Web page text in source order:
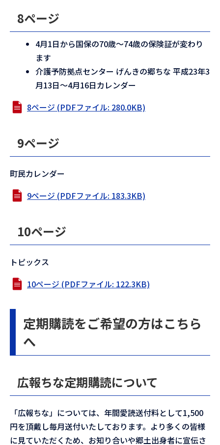
8ページ
4月1日から国保の70歳～74歳の保険証が変わり
ます
介護予防拠点センター げんきの郷ちな 平成23年3
月13日～4月16日カレンダー
8ページ (PDFファイル: 280.0KB)
9ページ
町民カレンダー
9ページ (PDFファイル: 183.3KB)
10ページ
トピックス
10ページ (PDFファイル: 122.3KB)
定期購読をご希望の方はこちら
へ
広報ちな定期購読について
「広報ちな」については、年間愛読送付料として1,500
円を頂戴し毎月送付いたしております。より多くの皆様
に見ていただくため、お知り合いや郷土出身者に宣伝さ